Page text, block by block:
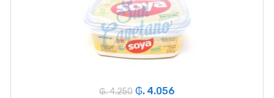
₲. 4.250 ₲. 4.056